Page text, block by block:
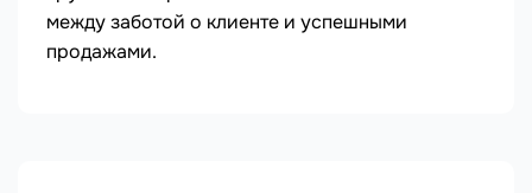
между заботой о клиенте и успешными
продажами.